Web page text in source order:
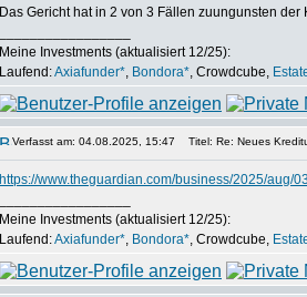
Das Gericht hat in 2 von 3 Fällen zuungunsten
Meine Investments (aktualisiert 12/25):
Laufend:Axiafunder*, Bondora*, Crowdcube,
Verfasst am: 04.08.2025, 15:47 Titel: Re: Neues
https://www.theguardian.com/business/2025/aug/
Meine Investments (aktualisiert 12/25):
Laufend:Axiafunder*, Bondora*, Crowdcube,